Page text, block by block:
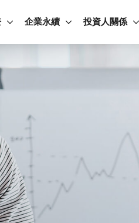
企業永續 投資人關係